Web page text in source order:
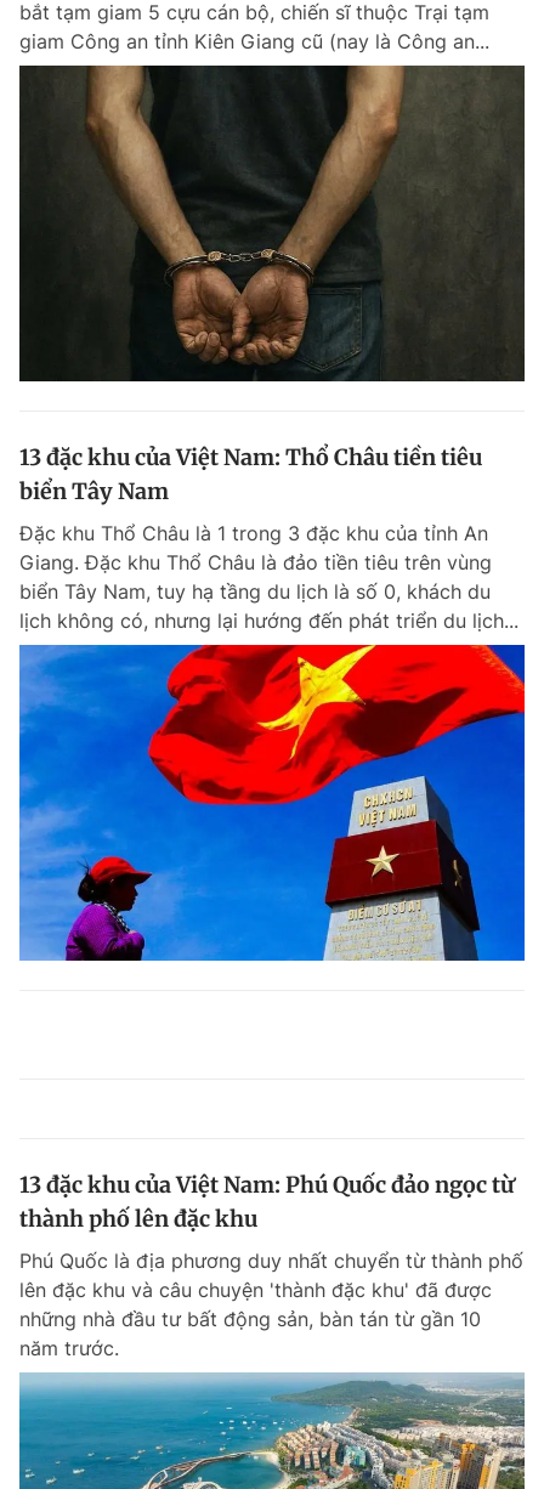
bắt tạm giam 5 cựu cán bộ, chiến sĩ thuộc Trại tạm
giam Công an tỉnh Kiên Giang cũ (nay là Công an...
13 đặc khu của Việt Nam: Thổ Châu tiền tiêu
biển Tây Nam
Đặc khu Thổ Châu là 1 trong 3 đặc khu của tỉnh An
Giang. Đặc khu Thổ Châu là đảo tiền tiêu trên vùng
biển Tây Nam, tuy hạ tầng du lịch là số 0, khách du
lịch không có, nhưng lại hướng đến phát triển du lịch...
13 đặc khu của Việt Nam: Phú Quốc đảo ngọc từ
thành phố lên đặc khu
Phú Quốc là địa phương duy nhất chuyển từ thành phố
lên đặc khu và câu chuyện 'thành đặc khu' đã được
những nhà đầu tư bất động sản, bàn tán từ gần 10
năm trước.